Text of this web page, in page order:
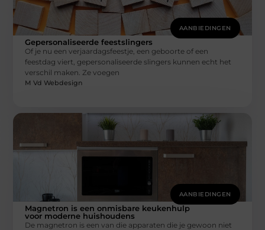
AANBIEDINGEN
Gepersonaliseerde feestslingers
Of je nu een verjaardagsfeestje, een geboorte of een
feestdag viert, gepersonaliseerde slingers kunnen echt het
verschil maken. Ze voegen
M Vd Webdesign
AANBIEDINGEN
Magnetron is een onmisbare keukenhulp
voor moderne huishoudens
De magnetron is een van die apparaten die je gewoon niet